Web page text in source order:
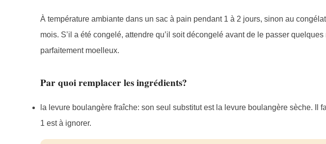
À température ambiante dans un sac à pain pendant 1 à 2 jours, sinon au
mois. S’il a été congelé, attendre qu’il soit décongelé avant de le passer
parfaitement moelleux.
Par quoi remplacer les ingrédients?
la levure boulangère fraîche: son seul substitut est la levure boulangère sèche. Il
1 est à ignorer.